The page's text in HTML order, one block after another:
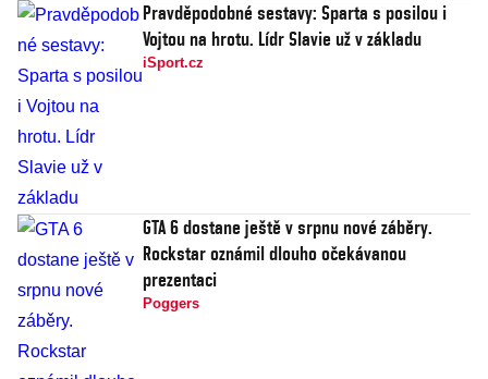
Pravděpodobné sestavy: Sparta s posilou i
Vojtou na hrotu. Lídr Slavie už v základu
iSport.cz
GTA 6 dostane ještě v srpnu nové záběry.
Rockstar oznámil dlouho očekávanou
prezentaci
Poggers